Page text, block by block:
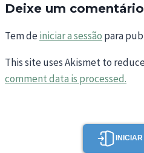
Deixe um comentário
Tem deiniciar a sessão para
This site uses Akismet to
comment data is processed.